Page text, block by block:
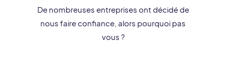
De nombreuses entreprises ont décidé de
nous faire confiance, alors pourquoi pas
vous ?